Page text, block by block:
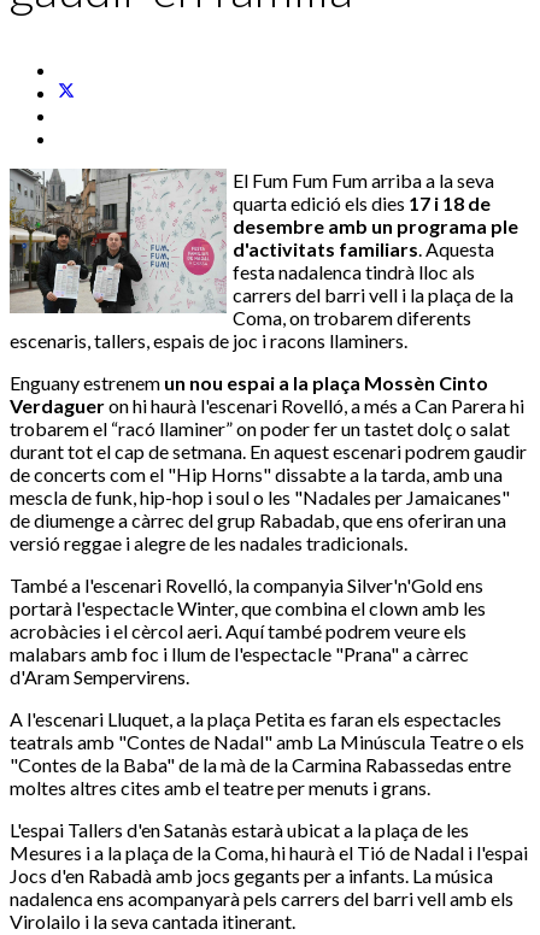
El Fum Fum Fum arriba a la seva
quarta edició els dies 17 i 18 de
desembre amb un programa ple
d'activitats familiars. Aquesta
festa nadalenca tindrà lloc als
carrers del barri vell i la plaça de la
Coma, on trobarem diferents
escenaris, tallers, espais de joc i racons llaminers.
Enguany estrenem un nou espai a la plaça Mossèn Cinto
Verdagueron hi haurà l'escenari Rovelló, a més a Can Parera hi
trobarem el “racó llaminer” on poder fer un tastet dolç o salat
durant tot el cap de setmana. En aquest escenari podrem gaudir
de concerts com el "Hip Horns" dissabte a la tarda, amb una
mescla de funk, hip-hop i soul o les "Nadales per Jamaicanes"
de diumenge a càrrec del grup Rabadab, que ens oferiran una
versió reggae i alegre de les nadales tradicionals.
També a l'escenari Rovelló, la companyia Silver'n'Gold ens
portarà l'espectacle Winter, que combina el clown amb les
acrobàcies i el cèrcol aeri. Aquí també podrem veure els
malabars amb foc i llum de l'espectacle "Prana" a càrrec
d'Aram Sempervirens.
A l'escenari Lluquet, a la plaça Petita es faran els espectacles
teatrals amb "Contes de Nadal" amb La Minúscula Teatre o els
"Contes de la Baba" de la mà de la Carmina Rabassedas entre
moltes altres cites amb el teatre per menuts i grans.
L'espai Tallers d'en Satanàs estarà ubicat a la plaça de les
Mesures i a la plaça de la Coma, hi haurà el Tió de Nadal i l'espai
Jocs d'en Rabadà amb jocs gegants per a infants. La música
nadalenca ens acompanyarà pels carrers del barri vell amb els
Virolailo i la seva cantada itinerant.